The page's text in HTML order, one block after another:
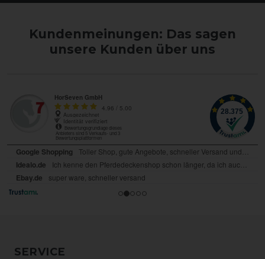
Kundenmeinungen: Das sagen
unsere Kunden über uns
SERVICE